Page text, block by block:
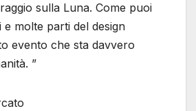
sulla Luna. Come puoi
e molte parti del design
evento che sta davvero
”